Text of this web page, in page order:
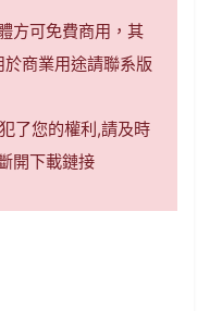
方可免費商用，其
商業用途請聯系版
了您的權利,請及時
開下載鏈接